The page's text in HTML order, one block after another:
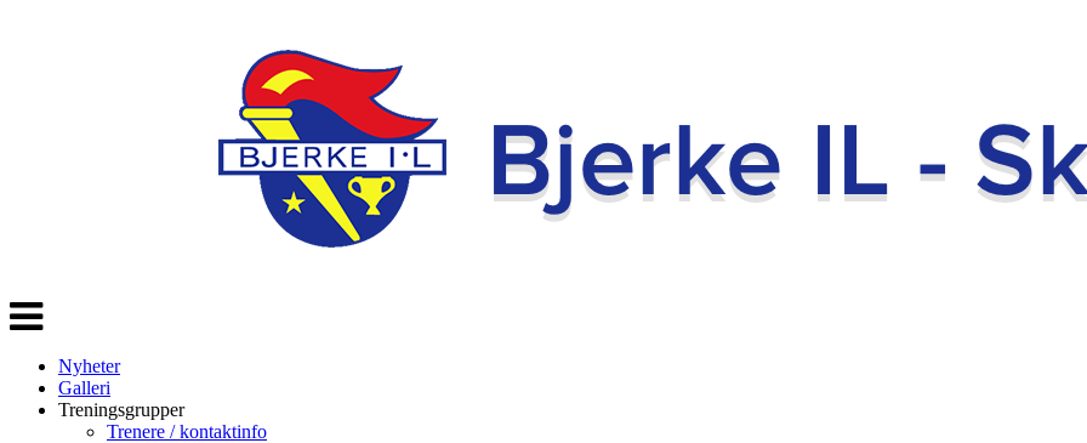
Veksle
navigasjon
Nyheter
Galleri
Treningsgrupper
Trenere / kontaktinfo